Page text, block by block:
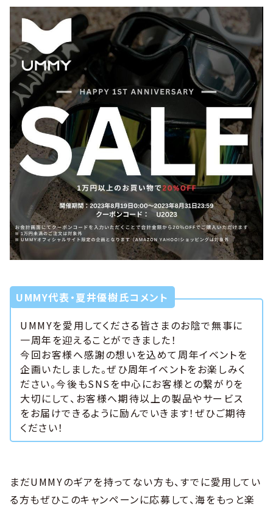
UMMY代表・夏井優樹氏コメント
UMMYを愛用してくださる皆さまのお陰で無事に
一周年を迎えることができました！
今回お客様へ感謝の想いを込めて周年イベントを
企画いたしました。ぜひ周年イベントをお楽しみく
ださい。今後もSNSを中心にお客様との繋がりを
大切にして、お客様へ期待以上の製品やサービス
をお届けできるように励んでいきます！ぜひご期待
ください！
まだUMMYのギアを持ってない方も、すでに愛用してい
る方もぜひこのキャンペーンに応募して、海をもっと楽